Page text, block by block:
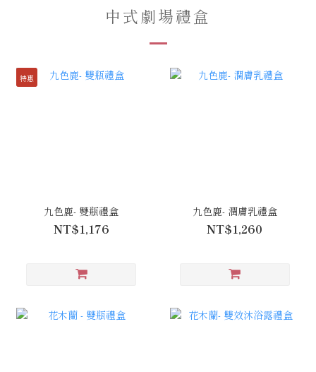
中式劇場禮盒
特惠
九色鹿- 雙瓶禮盒
NT$1,176
九色鹿- 潤膚乳禮盒
NT$1,260